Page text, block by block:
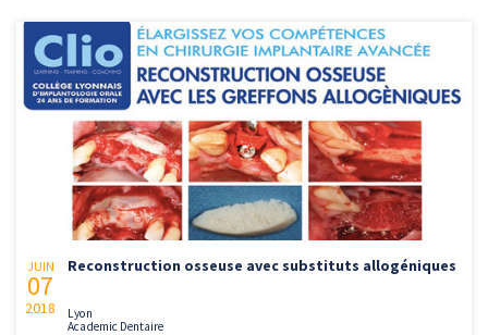
JUIN
07
2018
Reconstruction osseuse avec substituts allogéniques
Lyon
Academic Dentaire